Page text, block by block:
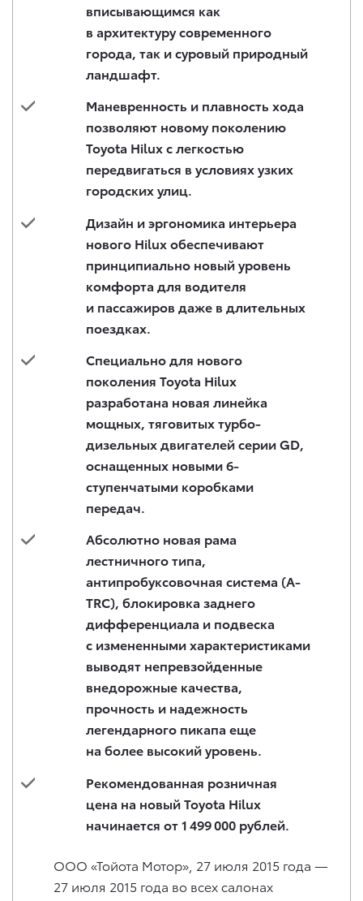
вписывающимся как
в архитектуру современного
города, так и суровый природный
ландшафт.
Маневренность и плавность хода
позволяют новому поколению
Toyota Hilux с легкостью
передвигаться в условиях узких
городских улиц.
Дизайн и эргономика интерьера
нового Hilux обеспечивают
принципиально новый уровень
комфорта для водителя
и пассажиров даже в длительных
поездках.
Специально для нового
поколения Toyota Hilux
разработана новая линейка
мощных, тяговитых турбо-
дизельных двигателей серии GD,
оснащенных новыми 6-
ступенчатыми коробками
передач.
Абсолютно новая рама
лестничного типа,
антипробуксовочная система (A-
TRC), блокировка заднего
дифференциала и подвеска
с измененными характеристиками
выводят непревзойденные
внедорожные качества,
прочность и надежность
легендарного пикапа еще
на более высокий уровень.
Рекомендованная розничная
цена на новый Toyota Hilux
начинается от 1 499 000 рублей.
ООО «Тойота Мотор», 27 июля 2015 года —
27 июля 2015 года во всех салонах